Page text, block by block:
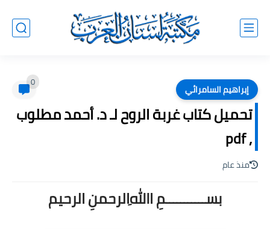
إبراهيم السامرائي 0
تحميل كتاب غربة الروح لـ د. أحمد مطلوب
, pdf
منذ عام
بســـــــــــمِ اﷲِالرحمنِ الرحيم